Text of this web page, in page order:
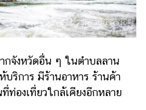
งหวัดอื่น ๆ ในตำบลลาน
ริการ มีร้านอาหาร ร้านค้า
องเที่ยวใกล้เคียงอีกหลาย